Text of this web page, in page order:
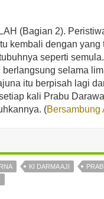
(Bagian 2).
kembali dengan
seperti
berlangsung selama
itu berpisah lagi
kali Prabu
(
KI DARMA AJI